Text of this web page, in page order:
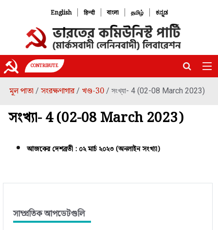
English | हिन्दी | বাংলা | தமிழ் | ಕನ್ನಡ
CONTRIBUTE
মূল পাতা / সংরক্ষণাগার/ খণ্ড-30 / সংখ্যা- 4 (02-08 March 2023)
সংখ্যা- 4 (02-08 March 2023)
আজকের দেশব্রতী : ০২ মার্চ ২০২৩ (অনলাইন সংখ্যা)
সাম্প্রতিক আপডেটগুলি